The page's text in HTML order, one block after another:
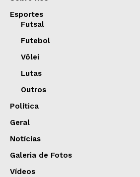
Esportes
Futsal
Futebol
Vôlei
Lutas
Outros
Política
Geral
Notícias
Galeria de Fotos
Vídeos